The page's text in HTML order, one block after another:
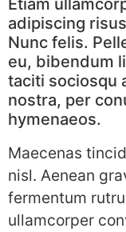
Etiam
adipiscing
Nunc felis.
eu, bibendum
taciti sociosqu
nostra, per
hymenaeos.
Maecenas
nisl. Aenean
fermentum
ullamcorper